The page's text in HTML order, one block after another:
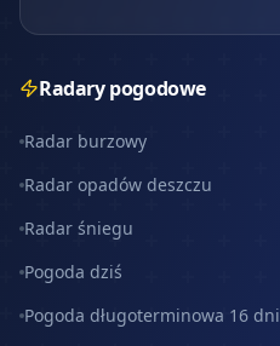
Radary pogodowe
Radar burzowy
Radar opadów deszczu
Radar śniegu
Pogoda dziś
Pogoda długoterminowa 16 dni